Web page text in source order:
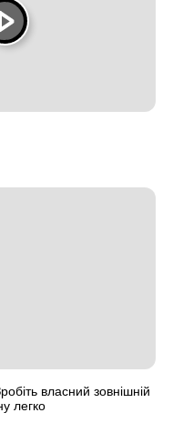
власний зовнішній
легко